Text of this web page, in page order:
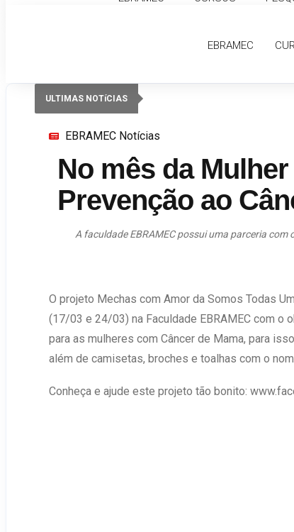
EBRAMEC
ULTIMAS NOTíCIAS
EBRAMEC Notícias
No mês da
Prevenção ao
A faculdade EBRAMEC possui uma parceria
O projeto Mechas com Amor da Somos Todas
(17/03 e 24/03) na Faculdade EBRAMEC com
para as mulheres com Câncer de Mama, para
além de camisetas, broches e toalhas com o
Conheça e ajude este projeto tão bonito: